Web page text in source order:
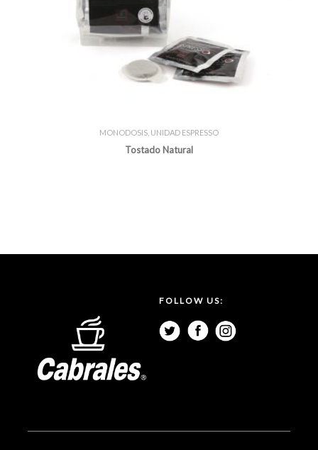
MONODOSIS UNIDAD ESPRESSO
Tostado Natural
FOLLOW US: